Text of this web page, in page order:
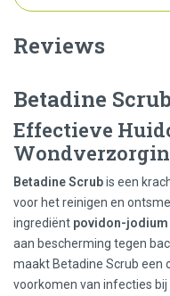
Reviews
Betadine
Effectieve
Betadine Scrubis een
voor het reinigen en
ingrediënt povidon-jodium
aan bescherming tegen
maakt Betadine Scrub een
voorkomen van infecties